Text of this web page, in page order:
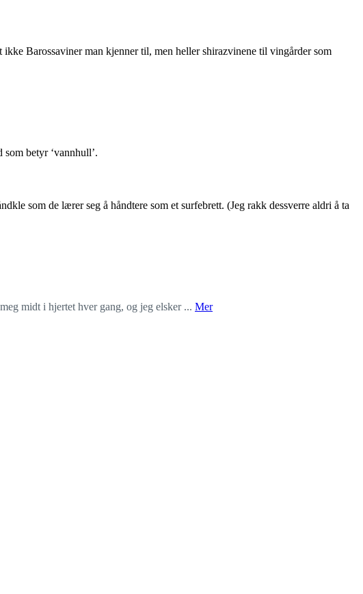
Barossaviner man kjenner til, men heller shirazvinene til vingårder som
betyr ‘vannhull’.
som de lærer seg å håndtere som et surfebrett. (Jeg rakk dessverre aldri å ta
midt i hjertet hver gang, og jeg elsker ... Mer